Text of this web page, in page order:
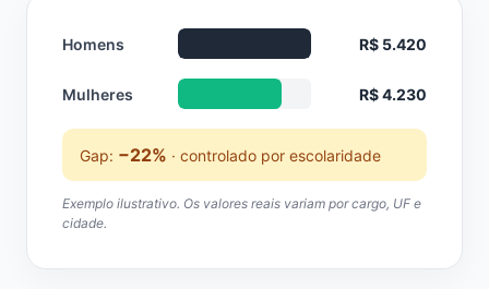
Homens R$ 5.420
Mulheres R$ 4.230
Gap: −22% · controlado por escolaridade
Exemplo ilustrativo. Os valores reais variam por cargo, UF e
cidade.